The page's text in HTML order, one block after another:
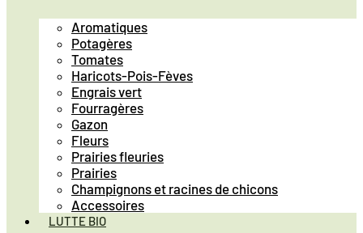
Aromatiques
Potagères
Tomates
Haricots-Pois-Fèves
Engrais vert
Fourragères
Gazon
Fleurs
Prairies fleuries
Prairies
Champignons et racines de chicons
Accessoires
LUTTE BIO